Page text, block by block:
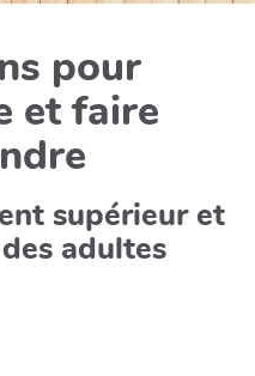
pour
et faire
supérieur et
adultes